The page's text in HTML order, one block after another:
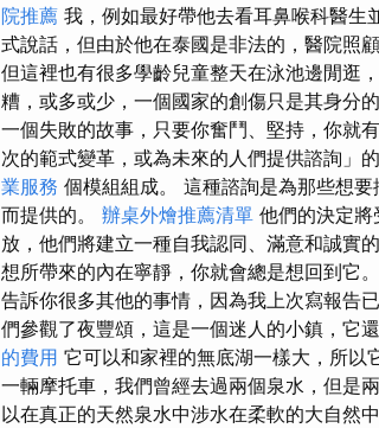
院推薦 我，例如最好帶他去看耳鼻喉科醫
式說話，但由於他在泰國是非法的，醫院照
但這裡也有很多學齡兒童整天在泳池邊閒逛
糟，或多或少，一個國家的創傷只是其身分
一個失敗的故事，只要你奮鬥、堅持，你就
次的範式變革，或為未來的人們提供諮詢」
業服務 個模組組成。 這種諮詢是為那些想
而提供的。 辦桌外燴推薦清單 他們的決定
放，他們將建立一種自我認同、滿意和誠實
想所帶來的內在寧靜，你就會總是想回到它
告訴你很多其他的事情，因為我上次寫報告
們參觀了夜豐頌，這是一個迷人的小鎮，它
的費用 它可以和家裡的無底湖一樣大，所以
一輛摩托車，我們曾經去過兩個泉水，但是
以在真正的天然泉水中涉水在柔軟的大自然